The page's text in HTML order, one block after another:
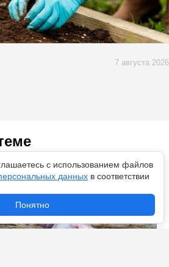
7 августа 2026
с использованием файлов
данных в соответствии
Понятно